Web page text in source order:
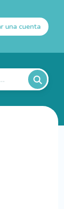
una cuenta